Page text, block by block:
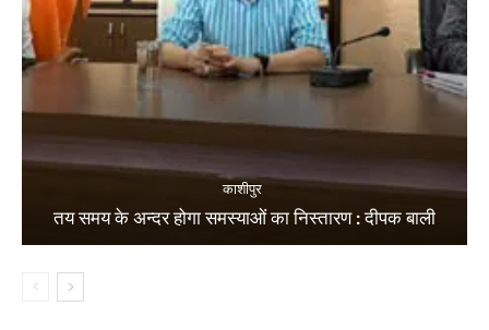
काशीपुर
तय समय के अन्दर होगा समस्याओं का निस्तारण : दीपक बाली